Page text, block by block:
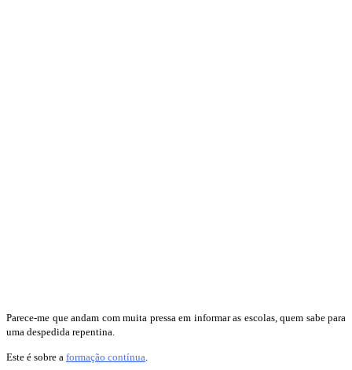
Parece-me que andam com muita pressa em informar as escolas, quem sabe para
uma despedida repentina.
Este é sobre a formação contínua